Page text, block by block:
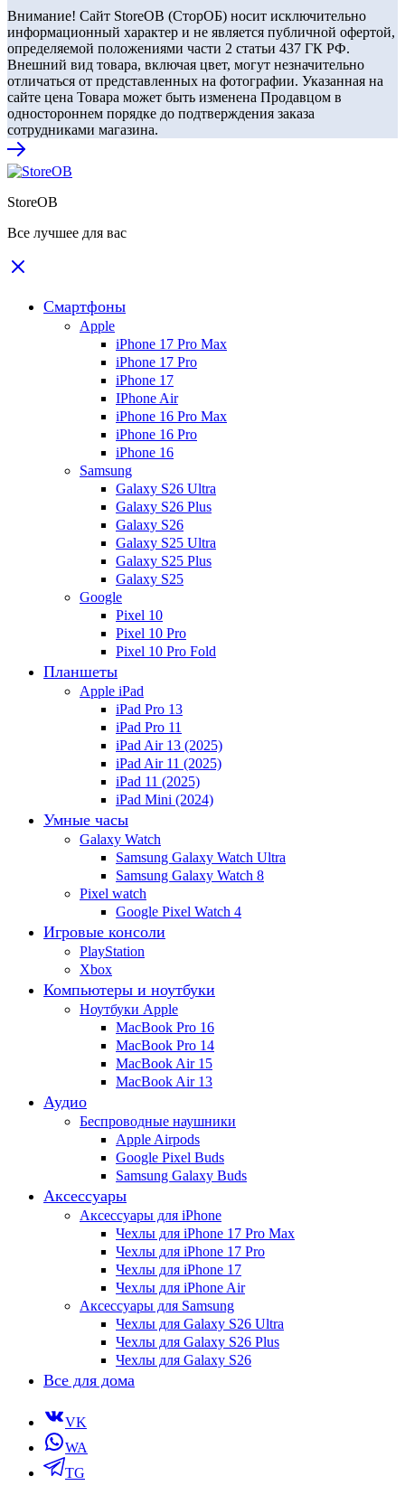
Внимание! Сайт StoreOB (СторОБ) носит исключительно
информационный характер и не является публичной офертой,
определяемой положениями части 2 статьи 437 ГК РФ.
Внешний вид товара, включая цвет, могут незначительно
отличаться от представленных на фотографии. Указанная на
сайте цена Товара может быть изменена Продавцом в
одностороннем порядке до подтверждения заказа
сотрудниками магазина.
StoreOB
Все лучшее для вас
Смартфоны
Apple
iPhone 17 Pro Max
iPhone 17 Pro
iPhone 17
IPhone Air
iPhone 16 Pro Max
iPhone 16 Pro
iPhone 16
Samsung
Galaxy S26 Ultra
Galaxy S26 Plus
Galaxy S26
Galaxy S25 Ultra
Galaxy S25 Plus
Galaxy S25
Google
Pixel 10
Pixel 10 Pro
Pixel 10 Pro Fold
Планшеты
Apple iPad
iPad Pro 13
iPad Pro 11
iPad Air 13 (2025)
iPad Air 11 (2025)
iPad 11 (2025)
iPad Mini (2024)
Умные часы
Galaxy Watch
Samsung Galaxy Watch Ultra
Samsung Galaxy Watch 8
Pixel watch
Google Pixel Watch 4
Игровые консоли
PlayStation
Xbox
Компьютеры и ноутбуки
Ноутбуки Apple
MacBook Pro 16
MacBook Pro 14
MacBook Air 15
MacBook Air 13
Аудио
Беспроводные наушники
Apple Airpods
Google Pixel Buds
Samsung Galaxy Buds
Аксессуары
Аксессуары для iPhone
Чехлы для iPhone 17 Pro Max
Чехлы для iPhone 17 Pro
Чехлы для iPhone 17
Чехлы для iPhone Air
Аксессуары для Samsung
Чехлы для Galaxy S26 Ultra
Чехлы для Galaxy S26 Plus
Чехлы для Galaxy S26
Все для дома
VK
WA
TG